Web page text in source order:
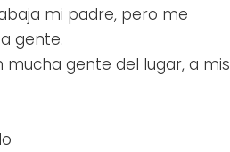
mi padre, pero me
gente.
mucha gente del lugar, a mis